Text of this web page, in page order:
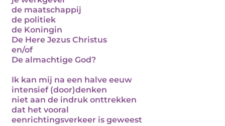
de maatschappij
de politiek
de Koningin
De Here Jezus Christus
en/of
De almachtige God?
Ik kan mij na een halve eeuw
intensief (door)denken
niet aan de indruk onttrekken
dat het vooral
eenrichtingsverkeer is geweest